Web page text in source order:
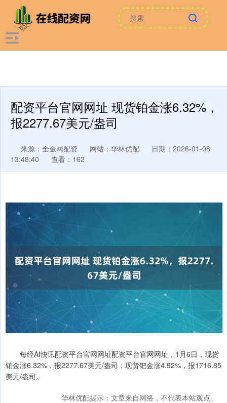
配资平台官网网址 现货铂金涨6.32%，
报2277.67美元/盎司
来源：全金网配资 网站：华林优配
日期：2026-01-08
13:48:40
查看：162
每经AI快讯配资平台官网网址配资平台官网网址，1月6日，现货
铂金涨6.32%，报2277.67美元/盎司；现货钯金涨4.92%，报1716.85
美元/盎司。
华林优配提示：文章来自网络，不代表本站观点。